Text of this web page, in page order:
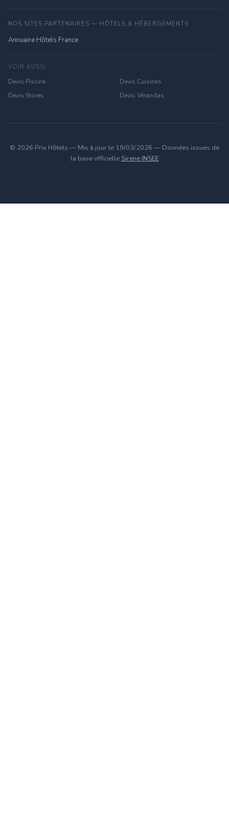
NOS SITES PARTENAIRES — HÔTELS & HÉBERGEMENTS
Annuaire Hôtels France
VOIR AUSSI
Devis Piscine
Devis Cuisines
Devis Stores
Devis Vérandas
© 2026 Prix Hôtels — Mis à jour le 19/03/2026 — Données issues de
la base officielle Sirene INSEE